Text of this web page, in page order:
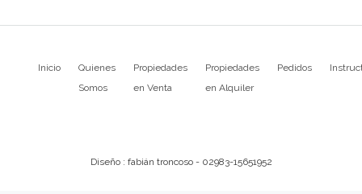
Inicio
Quienes
Somos
Propiedades
en Venta
Propiedades
en Alquiler
Pedidos
Diseño : fabián troncoso - 02983-15651952